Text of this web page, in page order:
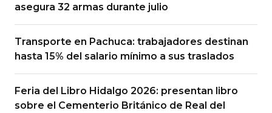
asegura 32 armas durante julio
Transporte en Pachuca: trabajadores destinan
hasta 15% del salario mínimo a sus traslados
Feria del Libro Hidalgo 2026: presentan libro
sobre el Cementerio Británico de Real del